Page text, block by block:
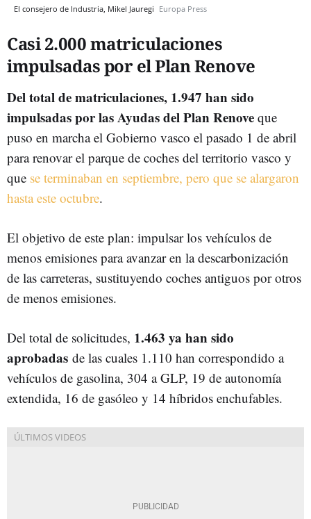
El consejero de Industria, Mikel Jauregi Europa Press
Casi 2.000 matriculaciones
impulsadas por el Plan Renove
Del total de matriculaciones, 1.947 han sido
impulsadas por las Ayudas del Plan Renove que
puso en marcha el Gobierno vasco el pasado 1 de abril
para renovar el parque de coches del territorio vasco y
que se terminaban en septiembre, pero que se alargaron
hasta este octubre.
El objetivo de este plan: impulsar los vehículos de
menos emisiones para avanzar en la descarbonización
de las carreteras, sustituyendo coches antiguos por otros
de menos emisiones.
Del total de solicitudes, 1.463 ya han sido
aprobadas de las cuales 1.110 han correspondido a
vehículos de gasolina, 304 a GLP, 19 de autonomía
extendida, 16 de gasóleo y 14 híbridos enchufables.